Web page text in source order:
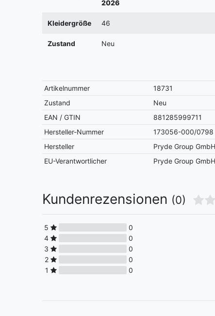
2026
Kleidergröße 46
Zustand Neu
Artikelnummer
18731
Zustand
Neu
EAN / GTIN
881285999711
Hersteller-Nummer
173056-000/0798
Hersteller
Pryde Group
EU-Verantwortlicher
Pryde Group
Kundenrezensionen (0)
5
0
4
0
3
0
2
0
1
0